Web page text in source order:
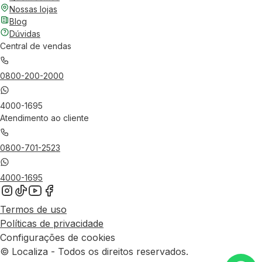
Nossas lojas
Blog
Dúvidas
Central de vendas
0800-200-2000
4000-1695
Atendimento ao cliente
0800-701-2523
4000-1695
Termos de uso
Políticas de privacidade
Configurações de cookies
© Localiza - Todos os direitos reservados.